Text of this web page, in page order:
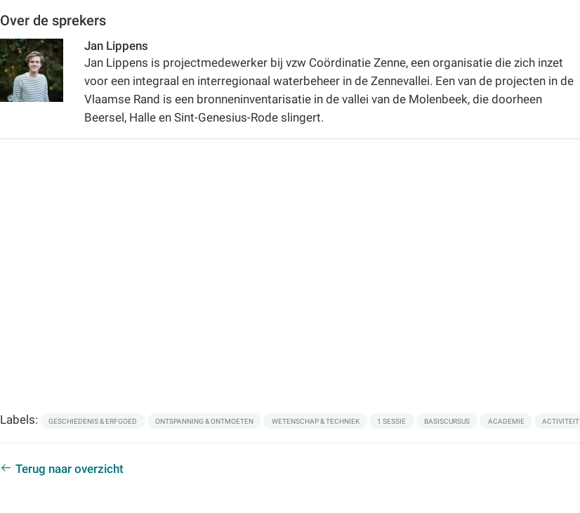
Over de sprekers
Jan Lippens
Jan Lippens is projectmedewerker bij vzw Coördinatie Zenne, een organisatie die zich inzet
voor een integraal en interregionaal waterbeheer in de Zennevallei. Een van de projecten in de
Vlaamse Rand is een bronneninventarisatie in de vallei van de Molenbeek, die doorheen
Beersel, Halle en Sint-Genesius-Rode slingert.
Labels: GESCHIEDENIS & ERFGOED ONTSPANNING & ONTMOETEN WETENSCHAP & TECHNIEK 1 SESSIE BASISCURSUS ACADEMIE ACTIVITEIT
Terug naar overzicht